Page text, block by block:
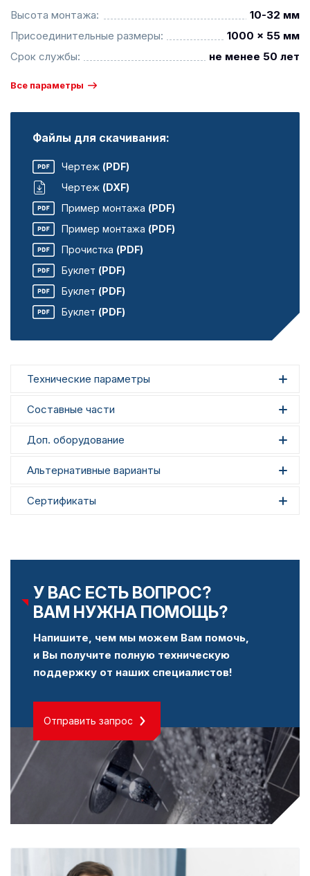
Высота монтажа:
10-32 мм
Присоединительные размеры:
1000 x 55 мм
Срок службы:
не менее 50 лет
Все параметры
Файлы для скачивания:
Чертеж (PDF)
Чертеж (DXF)
Пример монтажа (PDF)
Пример монтажа (PDF)
Прочистка (PDF)
Буклет (PDF)
Буклет (PDF)
Буклет (PDF)
Технические параметры
Составные части
Доп. оборудование
Альтернативные варианты
Сертификаты
У ВАС ЕСТЬ ВОПРОС?
ВАМ НУЖНА ПОМОЩЬ?
Напишите, чем мы можем Вам помочь,
и Вы получите полную техническую
поддержку от наших специалистов!
Отправить запрос